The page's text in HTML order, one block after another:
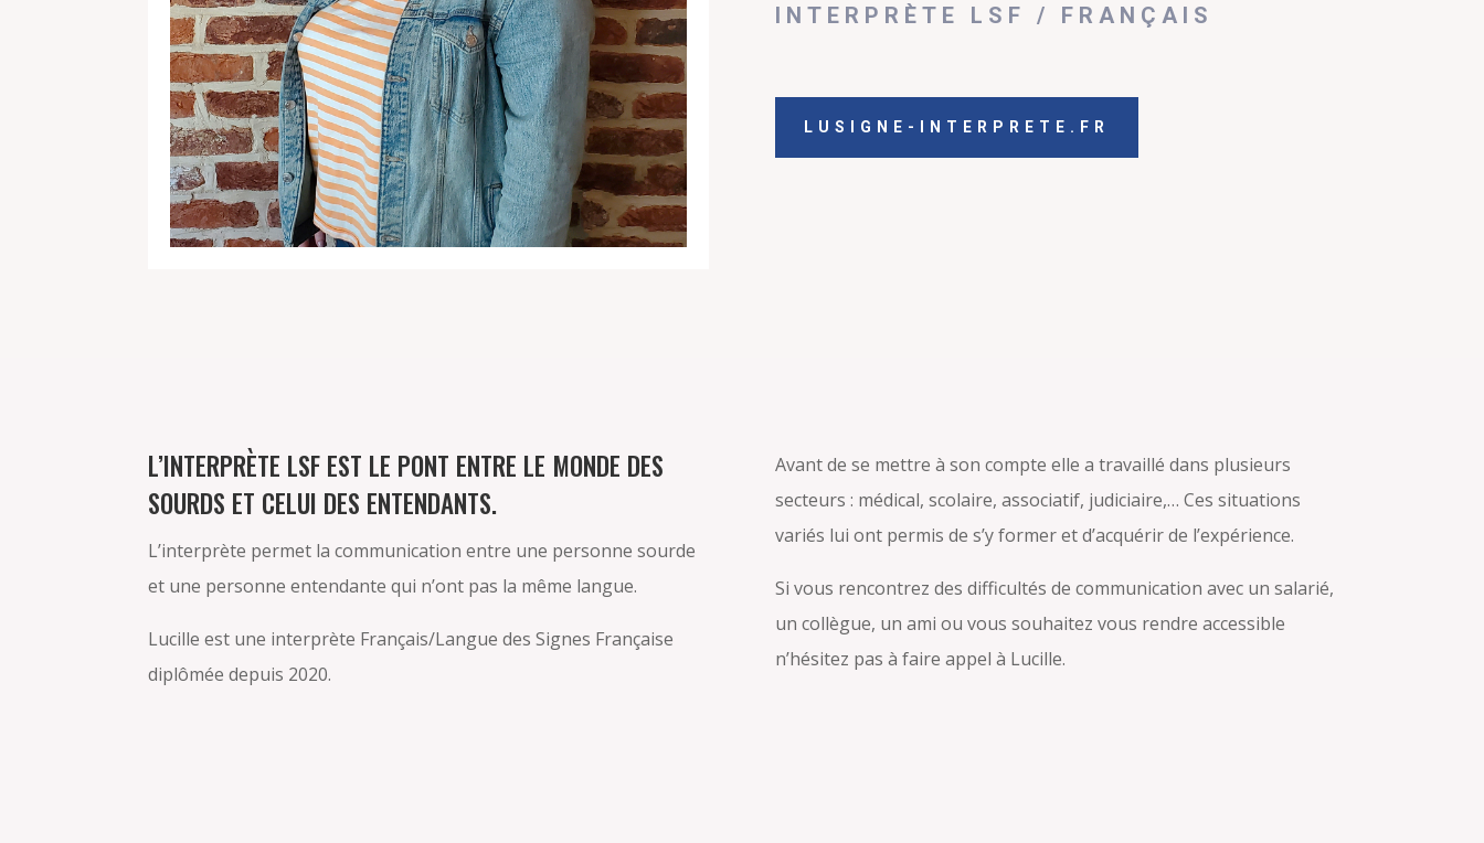
INTERPRÈTE LSF / FRANÇAIS
LUSIGNE-INTERPRETE.FR
L’INTERPRÈTE LSF EST LE PONT ENTRE LE MONDE DES
SOURDS ET CELUI DES ENTENDANTS.
L’interprète permet la communication entre une personne sourde
et une personne entendante qui n’ont pas la même langue.
Lucille est une interprète Français/Langue des Signes Française
diplômée depuis 2020.
Avant de se mettre à son compte elle a travaillé dans plusieurs
secteurs : médical, scolaire, associatif, judiciaire,… Ces situations
variés lui ont permis de s’y former et d’acquérir de l’expérience.
Si vous rencontrez des difficultés de communication avec un salarié,
un collègue, un ami ou vous souhaitez vous rendre accessible
n’hésitez pas à faire appel à Lucille.